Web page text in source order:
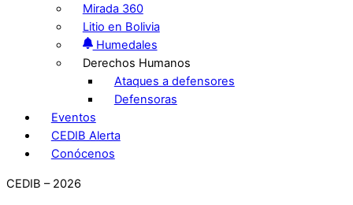
Mirada 360
Litio en Bolivia
Humedales
Derechos Humanos
Ataques a defensores
Defensoras
Eventos
CEDIB Alerta
Conócenos
CEDIB – 2026